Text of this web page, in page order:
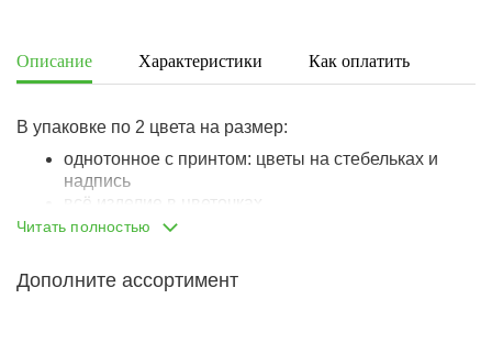
Описание Характеристики Как оплатить
В упаковке по 2 цвета на размер:
однотонное с принтом: цветы на стебельках и
надпись
всё изделие в цветочках
Застёжка: пуговица на спинке.
Читать полностью
Дополните ассортимент